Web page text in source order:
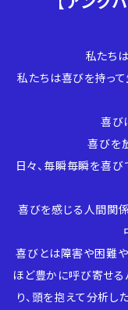
私たち
私たちは喜びを持っ
喜び
喜びを
日々、毎瞬毎瞬を喜び
喜びを感じる人間関
喜びとは障害や困難
ほど豊かに呼び寄せる
り、頭を抱えて分析し